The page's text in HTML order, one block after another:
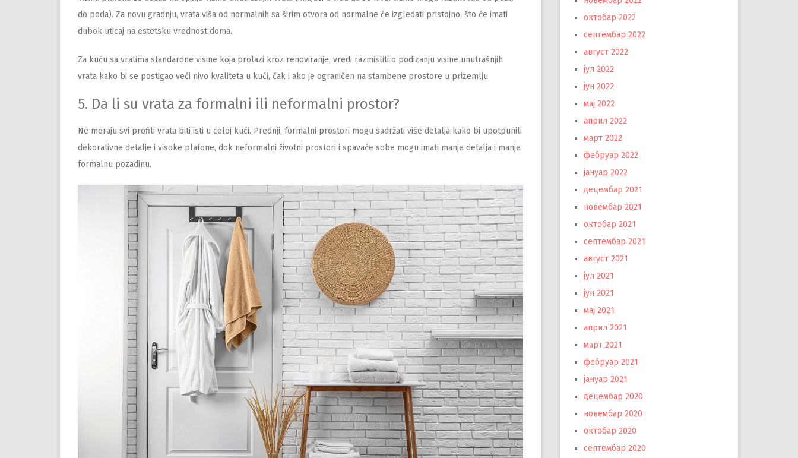
do poda). Za novu gradnju, vrata viša od normalnih sa širim otvora od normalne će izgledati pristojno, što će imati
dubok uticaj na estetsku vrednost doma.
Za kuću sa vratima standardne visine koja prolazi kroz renoviranje, vredi razmisliti o podizanju visine unutrašnjih
vrata kako bi se postigao veći nivo kvaliteta u kući, čak i ako je ograničen na stambene prostore u prizemlju.
5. Da li su vrata za formalni ili neformalni prostor?
Ne moraju svi profili vrata biti isti u celoj kući. Prednji, formalni prostori mogu sadržati više detalja kako bi upotpunili
dekorativne detalje i visoke plafone, dok neformalni životni prostori i spavaće sobe mogu imati manje detalja i manje
formalnu pozadinu.
октобар 2022
септембар 2022
август 2022
јул 2022
јун 2022
мај 2022
април 2022
март 2022
фебруар 2022
јануар 2022
децембар 2021
новембар 2021
октобар 2021
септембар 2021
август 2021
јул 2021
јун 2021
мај 2021
април 2021
март 2021
фебруар 2021
јануар 2021
децембар 2020
новембар 2020
октобар 2020
септембар 2020